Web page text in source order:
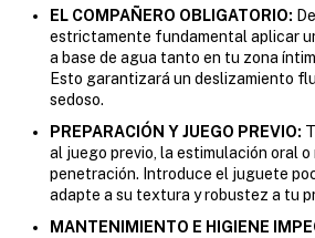
EL COMPAÑERO OBLIGATORIO:
estrictamente fundamental aplicar
a base de agua tanto en tu zona
Esto garantizará un deslizamiento
sedoso.
PREPARACIÓN Y JUEGO PREVIO:
al juego previo, la estimulación oral
penetración. Introduce el juguete
adapte a su textura y robustez a tu
MANTENIMIENTO E HIGIENE